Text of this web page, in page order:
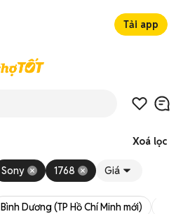
Tải app
Xoá lọc
Sony 1768 Giá
Bình Dương (TP Hồ Chí Minh mới)